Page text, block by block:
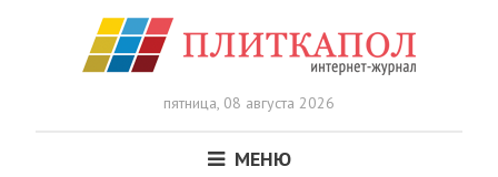
пятница, 08 августа 2026
МЕНЮ